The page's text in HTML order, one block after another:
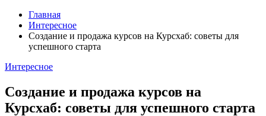
Главная
Интересное
Создание и продажа курсов на Курсхаб: советы для
успешного старта
Интересное
Создание и продажа курсов на
Курсхаб: советы для успешного старта